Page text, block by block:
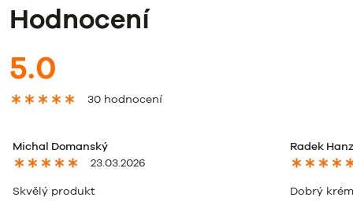
Hodnocení
5.0
30 hodnocení
Michal Domanský
23.03.2026
Skvělý produkt
Radek
Dobrý